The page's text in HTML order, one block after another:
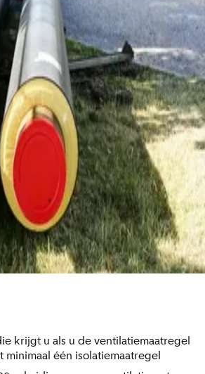
krijgt u als u de ventilatiemaatregel
minimaal één isolatiemaatregel